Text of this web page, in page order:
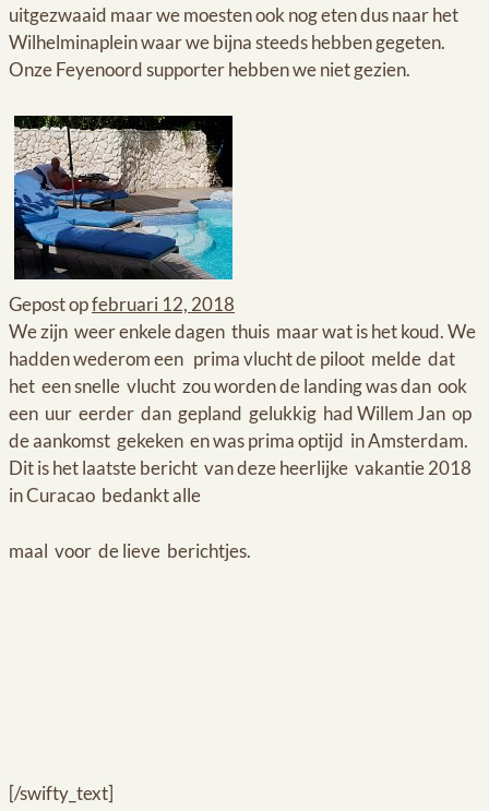
uitgezwaaid maar we moesten ook nog eten dus naar het
Wilhelminaplein waar we bijna steeds hebben gegeten.
Onze Feyenoord supporter hebben we niet gezien.
Gepost opfebruari 12, 2018
We zijn weer enkele dagen thuis maar wat is het koud. We
hadden wederom een prima vlucht de piloot melde dat
het een snelle vlucht zou worden de landing was dan ook
een uur eerder dan gepland gelukkig had Willem Jan op
de aankomst gekeken en was prima optijd in Amsterdam.
Dit is het laatste bericht van deze heerlijke vakantie 2018
in Curacao bedankt alle
maal voor de lieve berichtjes.
[/swifty_text]